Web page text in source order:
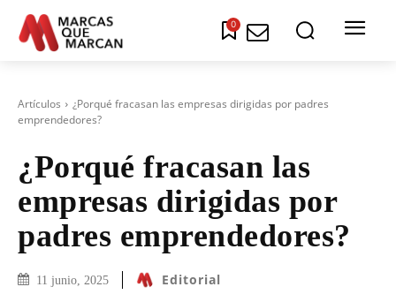
0
Artículos
¿Porqué fracasan las empresas dirigidas por padres
emprendedores?
¿Porqué fracasan las
empresas dirigidas por
padres emprendedores?
11 junio, 2025 Editorial